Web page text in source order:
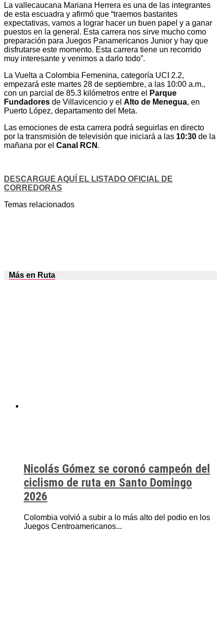
La vallecaucana Mariana Herrera es una de las integrantes
de esta escuadra y afirmó que “traemos bastantes
expectativas, vamos a lograr hacer un buen papel y a ganar
puestos en la general. Esta carrera nos sirve mucho como
preparación para Juegos Panamericanos Junior y hay que
disfrutarse este momento. Esta carrera tiene un recorrido
muy interesante y venimos a darlo todo”.
La Vuelta a Colombia Femenina, categoría UCI 2.2,
empezará este martes 28 de septiembre, a las 10:00 a.m.,
con un parcial de 85.3 kilómetros entre el
Parque
Fundadores de Villavicencio y el Alto de Menegua, en
Puerto López, departamento del Meta.
Las emociones de esta carrera podrá seguirlas en directo
por la transmisión de televisión que iniciará a las 10:30 de la
mañana por el Canal RCN .
DESCARGUE AQUÍ EL LISTADO OFICIAL DE
CORREDORAS
Temas relacionados
Más en Ruta
Nicolás Gómez se coronó campeón del
ciclismo de ruta en Santo Domingo
2026
Colombia volvió a subir a lo más alto del podio en los
Juegos Centroamericanos...